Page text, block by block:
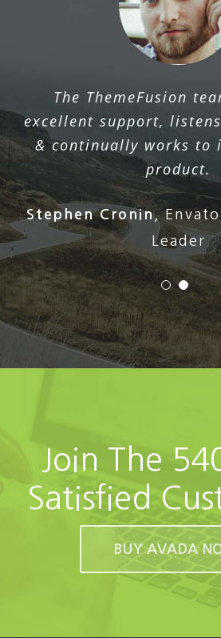
The ThemeFusion
excellent support,
& continually works to
product.
Stephen Cronin,
Leader
Join The
Satisfied
BUY AVADA